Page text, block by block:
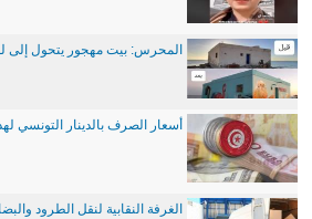
المحرس: بيت مهجور يتحول إلى
أسعار الصرف بالدينار التونسي
الغرفة النقابية لنقل الطرود